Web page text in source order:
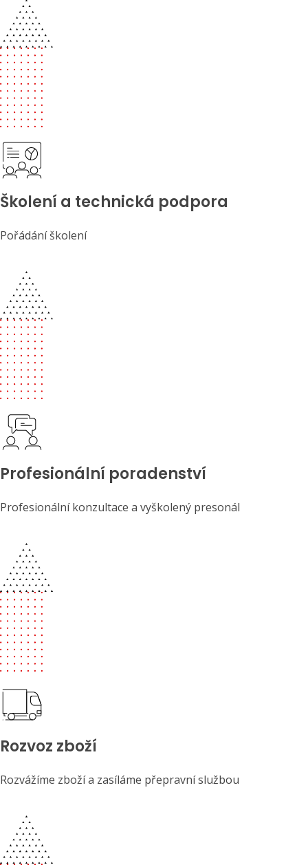
Školení a technická podpora
Pořádání školení
Profesionální poradenství
Profesionální konzultace a vyškolený presonál
Rozvoz zboží
Rozvážíme zboží a zasíláme přepravní službou